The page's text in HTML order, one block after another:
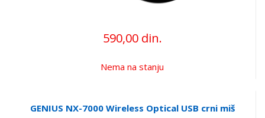
590,00 din.
Nema na stanju
GENIUS NX-7000 Wireless Optical USB crni miš